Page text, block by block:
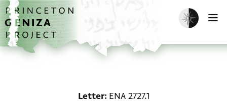
Skip to main content
home
Enable dark
Letter ENA 2727.1